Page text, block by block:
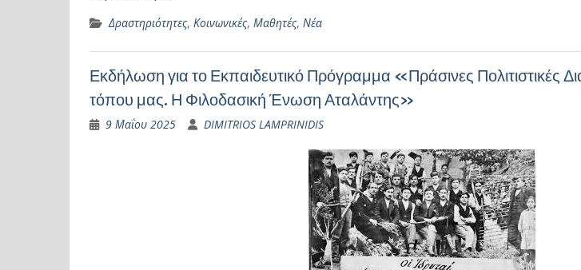
Δραστηριότητες, Κοινωνικές, Μαθητές, Νέα
Εκδήλωση για το Εκπαιδευτικό Πρόγραμμα «Πράσινες Πολιτιστικές
τόπου μας. Η Φιλοδασική Ένωση Αταλάντης»
9 Μαΐου 2025 DIMITRIOS LAMPRINIDIS